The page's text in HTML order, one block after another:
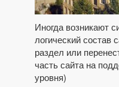
Иногда возникают
логический состав
раздел или
часть сайта на
уровня)